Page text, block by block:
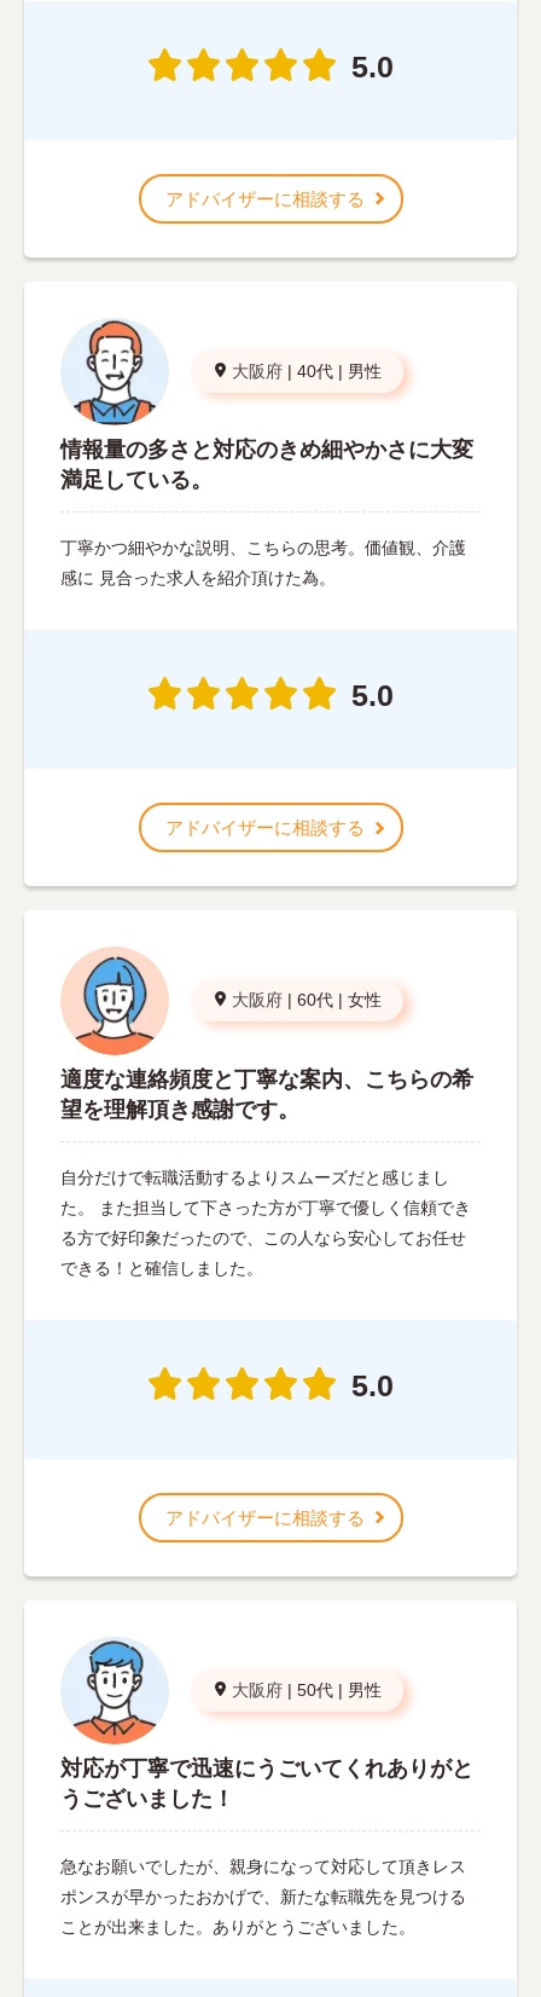
5.0
アドバイザーに相談する
大阪府 | 40代 | 男性
情報量の多さと対応のきめ細やかさに大変
満足している。
丁寧かつ細やかな説明、こちらの思考。価値観、介護
感に 見合った求人を紹介頂けた為。
5.0
アドバイザーに相談する
大阪府 | 60代 | 女性
適度な連絡頻度と丁寧な案内、こちらの希
望を理解頂き感謝です。
自分だけで転職活動するよりスムーズだと感じまし
た。 また担当して下さった方が丁寧で優しく信頼でき
る方で好印象だったので、この人なら安心してお任せ
できる！と確信しました。
5.0
アドバイザーに相談する
大阪府 | 50代 | 男性
対応が丁寧で迅速にうごいてくれありがと
うございました！
急なお願いでしたが、親身になって対応して頂きレス
ポンスが早かったおかげで、新たな転職先を見つける
ことが出来ました。ありがとうございました。